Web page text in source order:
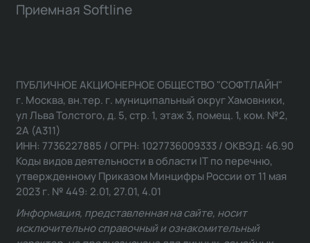
Приемная Softline
ПУБЛИЧНОЕ АКЦИОНЕРНОЕ ОБЩЕСТВО "СОФТЛАЙН"
г. Москва, вн.тер. г. муниципальный округ Хамовники,
ул Льва Толстого, д. 5, стр. 1, этаж 3, помещ. 1, ком. №2,
2А (А311)
ИНН: 7736227885 / ОГРН: 1027736009333 / ОКВЭД: 46.90
Коды видов деятельности в области IT по перечню,
утвержденному Приказом Минцифры России от 11 мая
2023 г. № 449: 2.01, 27.01, 4.01
Информация, представленная на сайте, носит
исключительно справочный и ознакомительный